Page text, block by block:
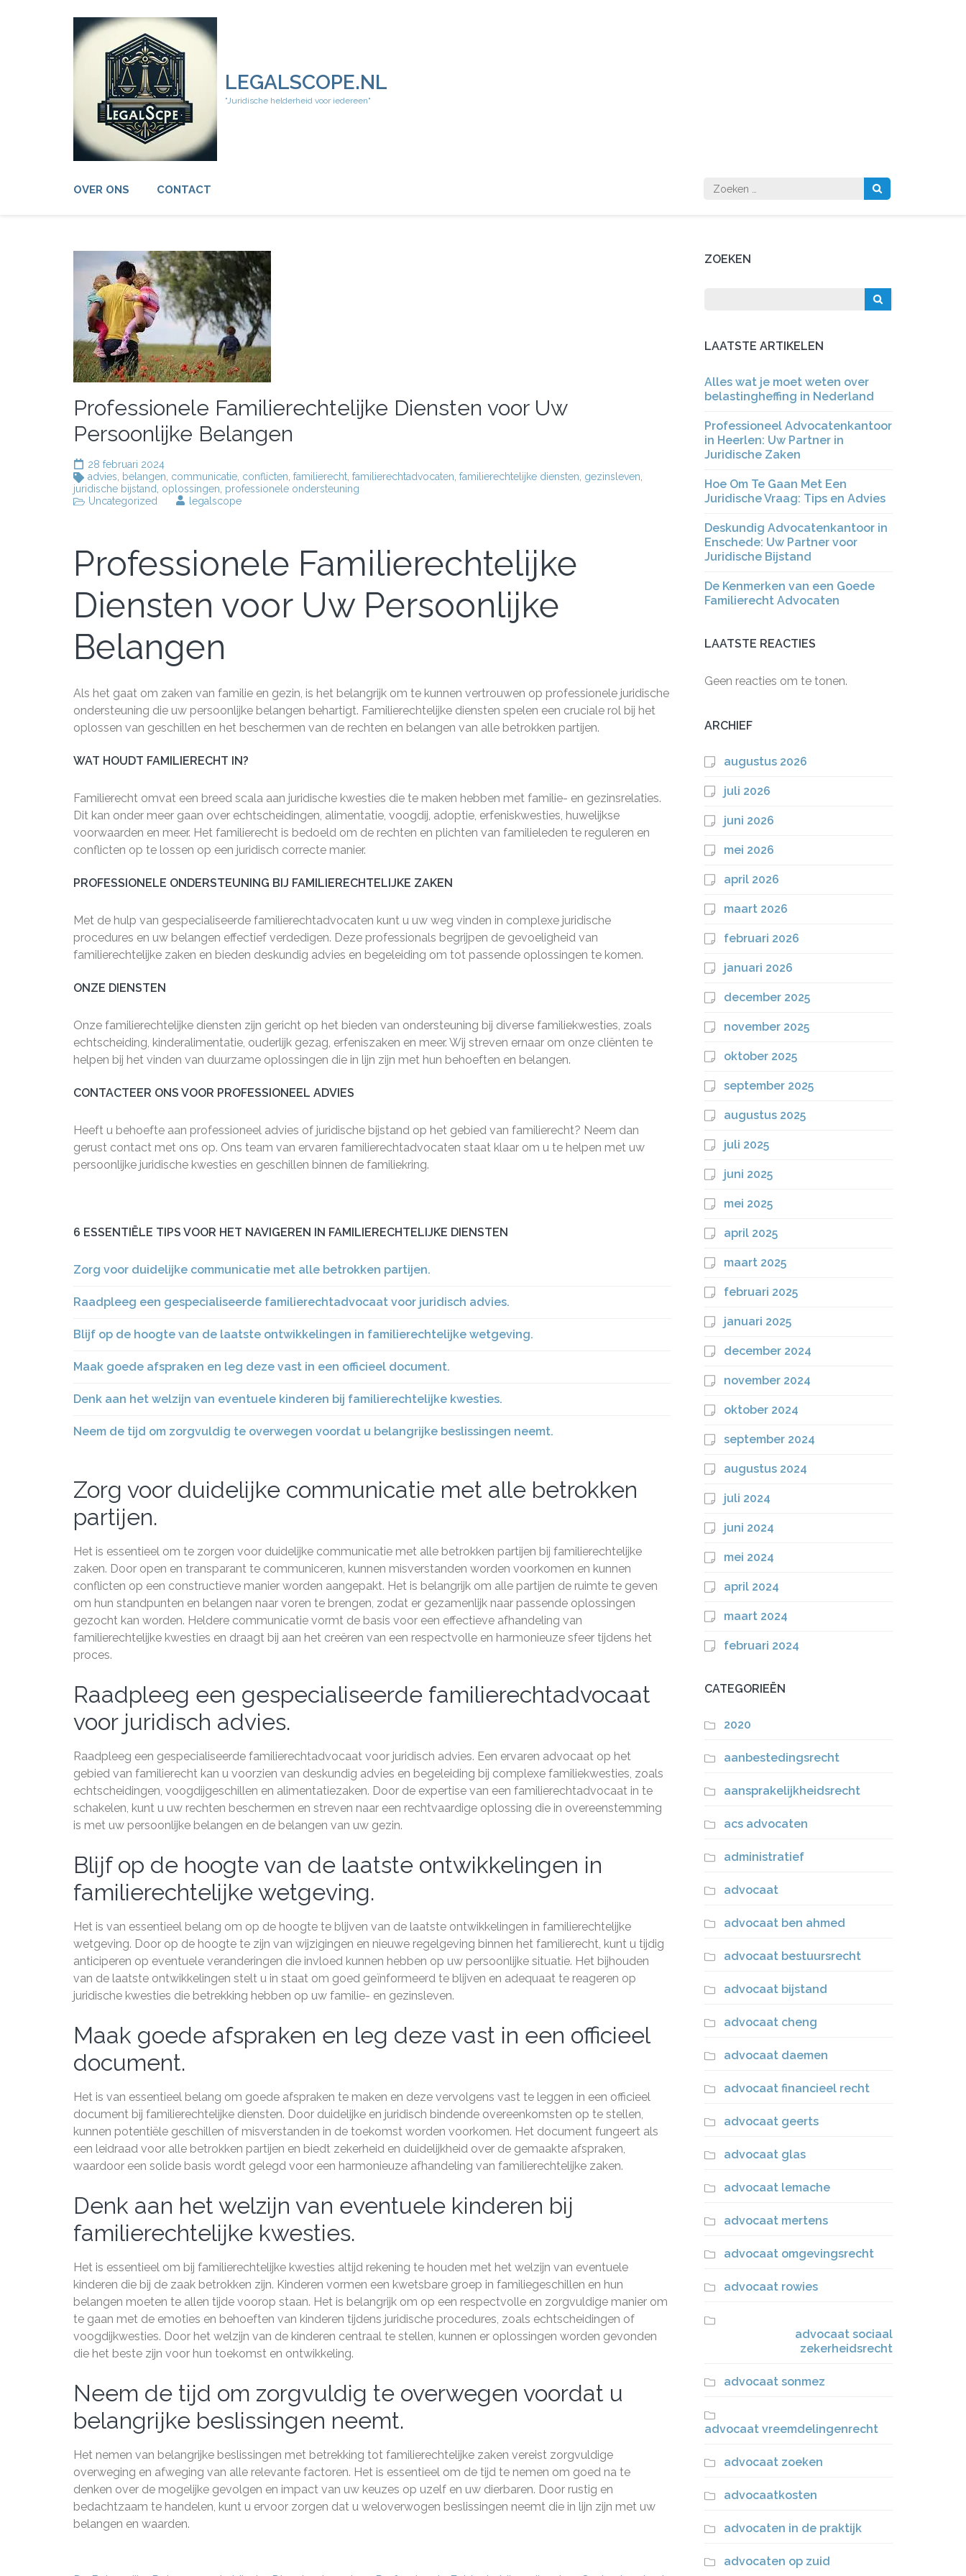
LEGALSCOPE.NL
"Juridische helderheid voor iedereen"
OVER ONS CONTACT
Zoeken
naar:
Professionele Familierechtelijke Diensten voor Uw
Persoonlijke Belangen
28 februari 2024
advies
belangen communicatie conflicten familierecht familierechtadvocaten familierechtelijke diensten gezinsleven
juridische bijstand
oplossingen professionele ondersteuning
Uncategorized
legalscope
Professionele Familierechtelijke
Diensten voor Uw Persoonlijke
Belangen
Als het gaat om zaken van familie en gezin, is het belangrijk om te kunnen vertrouwen op professionele juridische
ondersteuning die uw persoonlijke belangen behartigt. Familierechtelijke diensten spelen een cruciale rol bij het
oplossen van geschillen en het beschermen van de rechten en belangen van alle betrokken partijen.
WAT HOUDT FAMILIERECHT IN?
Familierecht omvat een breed scala aan juridische kwesties die te maken hebben met familie- en gezinsrelaties.
Dit kan onder meer gaan over echtscheidingen, alimentatie, voogdij, adoptie, erfeniskwesties, huwelijkse
voorwaarden en meer. Het familierecht is bedoeld om de rechten en plichten van familieleden te reguleren en
conflicten op te lossen op een juridisch correcte manier.
PROFESSIONELE ONDERSTEUNING BIJ FAMILIERECHTELIJKE ZAKEN
Met de hulp van gespecialiseerde familierechtadvocaten kunt u uw weg vinden in complexe juridische
procedures en uw belangen effectief verdedigen. Deze professionals begrijpen de gevoeligheid van
familierechtelijke zaken en bieden deskundig advies en begeleiding om tot passende oplossingen te komen.
ONZE DIENSTEN
Onze familierechtelijke diensten zijn gericht op het bieden van ondersteuning bij diverse familiekwesties, zoals
echtscheiding, kinderalimentatie, ouderlijk gezag, erfeniszaken en meer. Wij streven ernaar om onze cliënten te
helpen bij het vinden van duurzame oplossingen die in lijn zijn met hun behoeften en belangen.
CONTACTEER ONS VOOR PROFESSIONEEL ADVIES
Heeft u behoefte aan professioneel advies of juridische bijstand op het gebied van familierecht? Neem dan
gerust contact met ons op. Ons team van ervaren familierechtadvocaten staat klaar om u te helpen met uw
persoonlijke juridische kwesties en geschillen binnen de familiekring.
6 ESSENTIËLE TIPS VOOR HET NAVIGEREN IN FAMILIERECHTELIJKE DIENSTEN
Zorg voor duidelijke communicatie met alle betrokken partijen.
Raadpleeg een gespecialiseerde familierechtadvocaat voor juridisch advies.
Blijf op de hoogte van de laatste ontwikkelingen in familierechtelijke wetgeving.
Maak goede afspraken en leg deze vast in een officieel document.
Denk aan het welzijn van eventuele kinderen bij familierechtelijke kwesties.
Neem de tijd om zorgvuldig te overwegen voordat u belangrijke beslissingen neemt.
Zorg voor duidelijke communicatie met alle betrokken
partijen.
Het is essentieel om te zorgen voor duidelijke communicatie met alle betrokken partijen bij familierechtelijke
zaken. Door open en transparant te communiceren, kunnen misverstanden worden voorkomen en kunnen
conflicten op een constructieve manier worden aangepakt. Het is belangrijk om alle partijen de ruimte te geven
om hun standpunten en belangen naar voren te brengen, zodat er gezamenlijk naar passende oplossingen
gezocht kan worden. Heldere communicatie vormt de basis voor een effectieve afhandeling van
familierechtelijke kwesties en draagt bij aan het creëren van een respectvolle en harmonieuze sfeer tijdens het
proces.
Raadpleeg een gespecialiseerde familierechtadvocaat
voor juridisch advies.
Raadpleeg een gespecialiseerde familierechtadvocaat voor juridisch advies. Een ervaren advocaat op het
gebied van familierecht kan u voorzien van deskundig advies en begeleiding bij complexe familiekwesties, zoals
echtscheidingen, voogdijgeschillen en alimentatiezaken. Door de expertise van een familierechtadvocaat in te
schakelen, kunt u uw rechten beschermen en streven naar een rechtvaardige oplossing die in overeenstemming
is met uw persoonlijke belangen en de belangen van uw gezin.
Blijf op de hoogte van de laatste ontwikkelingen in
familierechtelijke wetgeving.
Het is van essentieel belang om op de hoogte te blijven van de laatste ontwikkelingen in familierechtelijke
wetgeving. Door op de hoogte te zijn van wijzigingen en nieuwe regelgeving binnen het familierecht, kunt u tijdig
anticiperen op eventuele veranderingen die invloed kunnen hebben op uw persoonlijke situatie. Het bijhouden
van de laatste ontwikkelingen stelt u in staat om goed geïnformeerd te blijven en adequaat te reageren op
juridische kwesties die betrekking hebben op uw familie- en gezinsleven.
Maak goede afspraken en leg deze vast in een officieel
document.
Het is van essentieel belang om goede afspraken te maken en deze vervolgens vast te leggen in een officieel
document bij familierechtelijke diensten. Door duidelijke en juridisch bindende overeenkomsten op te stellen,
kunnen potentiële geschillen of misverstanden in de toekomst worden voorkomen. Het document fungeert als
een leidraad voor alle betrokken partijen en biedt zekerheid en duidelijkheid over de gemaakte afspraken,
waardoor een solide basis wordt gelegd voor een harmonieuze afhandeling van familierechtelijke zaken.
Denk aan het welzijn van eventuele kinderen bij
familierechtelijke kwesties.
Het is essentieel om bij familierechtelijke kwesties altijd rekening te houden met het welzijn van eventuele
kinderen die bij de zaak betrokken zijn. Kinderen vormen een kwetsbare groep in familiegeschillen en hun
belangen moeten te allen tijde voorop staan. Het is belangrijk om op een respectvolle en zorgvuldige manier om
te gaan met de emoties en behoeften van kinderen tijdens juridische procedures, zoals echtscheidingen of
voogdijkwesties. Door het welzijn van de kinderen centraal te stellen, kunnen er oplossingen worden gevonden
die het beste zijn voor hun toekomst en ontwikkeling.
Neem de tijd om zorgvuldig te overwegen voordat u
belangrijke beslissingen neemt.
Het nemen van belangrijke beslissingen met betrekking tot familierechtelijke zaken vereist zorgvuldige
overweging en afweging van alle relevante factoren. Het is essentieel om de tijd te nemen om goed na te
denken over de mogelijke gevolgen en impact van uw keuzes op uzelf en uw dierbaren. Door rustig en
bedachtzaam te handelen, kunt u ervoor zorgen dat u weloverwogen beslissingen neemt die in lijn zijn met uw
belangen en waarden.
ZOEKEN
LAATSTE ARTIKELEN
Alles wat je moet weten over
belastingheffing in Nederland
Professioneel Advocatenkantoor
in Heerlen: Uw Partner in
Juridische Zaken
Hoe Om Te Gaan Met Een
Juridische Vraag: Tips en Advies
Deskundig Advocatenkantoor in
Enschede: Uw Partner voor
Juridische Bijstand
De Kenmerken van een Goede
Familierecht Advocaten
LAATSTE REACTIES
Geen reacties om te tonen.
ARCHIEF
augustus 2026
juli 2026
juni 2026
mei 2026
april 2026
maart 2026
februari 2026
januari 2026
december 2025
november 2025
oktober 2025
september 2025
augustus 2025
juli 2025
juni 2025
mei 2025
april 2025
maart 2025
februari 2025
januari 2025
december 2024
november 2024
oktober 2024
september 2024
augustus 2024
juli 2024
juni 2024
mei 2024
april 2024
maart 2024
februari 2024
CATEGORIEËN
2020
aanbestedingsrecht
aansprakelijkheidsrecht
acs advocaten
administratief
advocaat
advocaat ben ahmed
advocaat bestuursrecht
advocaat bijstand
advocaat cheng
advocaat daemen
advocaat financieel recht
advocaat geerts
advocaat glas
advocaat lemache
advocaat mertens
advocaat omgevingsrecht
advocaat rowies
advocaat sociaal
zekerheidsrecht
advocaat sonmez
advocaat vreemdelingenrecht
advocaat zoeken
advocaatkosten
advocaten in de praktijk
advocaten op zuid